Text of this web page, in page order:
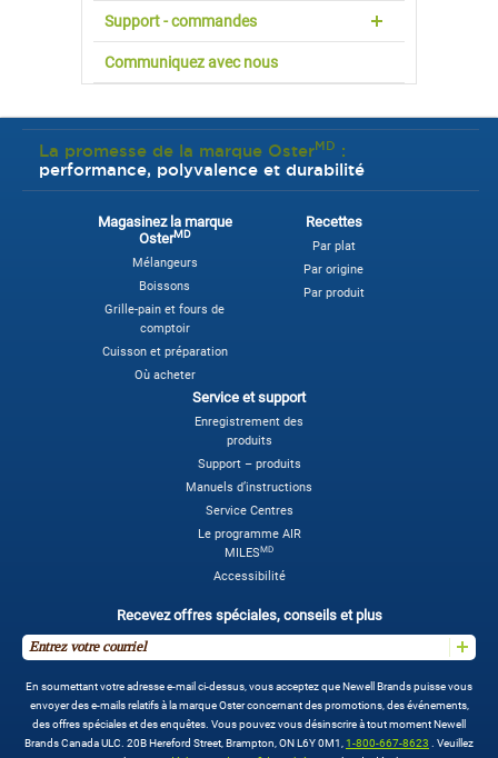
Support - commandes
Communiquez avec nous
La promesse de la marque OsterMD :
performance, polyvalence et durabilité
Magasinez la marque
OsterMD
Mélangeurs
Boissons
Grille-pain et fours de
comptoir
Cuisson et préparation
Où acheter
Recettes
Par plat
Par origine
Par produit
Service et support
Enregistrement des
produits
Support – produits
Manuels d’instructions
Service Centres
Le programme AIR
MILESMD
Accessibilité
Recevez offres spéciales, conseils et plus
En soumettant votre adresse e-mail ci-dessus, vous acceptez que Newell Brands puisse vous
envoyer des e-mails relatifs à la marque Oster concernant des promotions, des événements,
des offres spéciales et des enquêtes. Vous pouvez vous désinscrire à tout moment Newell
Brands Canada ULC. 20B Hereford Street, Brampton, ON L6Y 0M1, 1-800-667-8623
. Veuillez